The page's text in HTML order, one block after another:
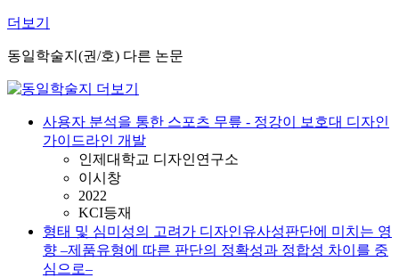
더보기
동일학술지(권/호) 다른 논문
사용자 분석을 통한 스포츠 무릎 ‐ 정강이 보호대 디자인
가이드라인 개발
인제대학교 디자인연구소
이시창
2022
KCI등재
형태 및 심미성의 고려가 디자인유사성판단에 미치는 영
향 –제품유형에 따른 판단의 정확성과 정합성 차이를 중
심으로–